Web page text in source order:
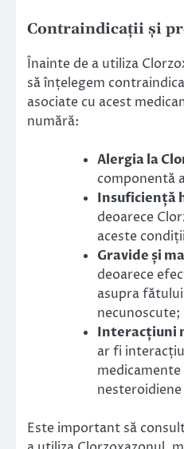
Contraindicații și
Înainte de a utiliza
să înțelegem
asociate cu acest
numără:
Alergia la
componentă
Insuficiență
deoarece
aceste
Gravide și
deoarece
asupra
necunoscute;
Interacțiuni
ar fi
nesteroidiene
Este important să